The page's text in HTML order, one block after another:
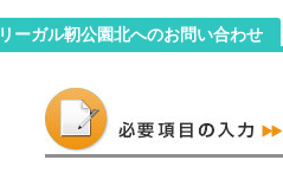
リーガル靭公園北へのお問い合わせ